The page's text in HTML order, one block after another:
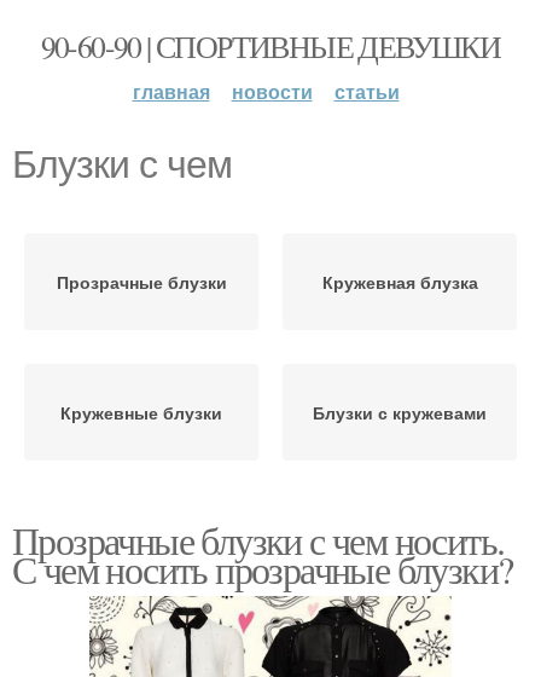
90-60-90 | СПОРТИВНЫЕ ДЕВУШКИ
главная новости статьи
Блузки с чем
Прозрачные блузки Кружевная блузка
Кружевные блузки Блузки с кружевами
Прозрачные блузки с чем носить.
С чем носить прозрачные блузки?